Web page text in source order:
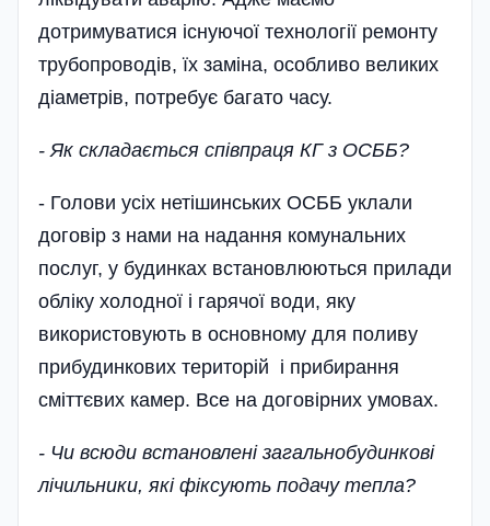
дотримуватися існуючої технології ремонту
трубопроводів, їх заміна, особливо великих
діаметрів, потребує багато часу.
- Як складається співпраця КГ з ОСББ?
- Голови усіх нетішинських ОСББ уклали
договір з нами на надання комунальних
послуг, у будинках встановлюються прилади
обліку холодної і гарячої води, яку
використовують в основному для поливу
прибудинкових територій і прибирання
сміттєвих камер. Все на договірних умовах.
- Чи всюди встановлені загальнобудинкові
лічильники, які фіксують подачу тепла?